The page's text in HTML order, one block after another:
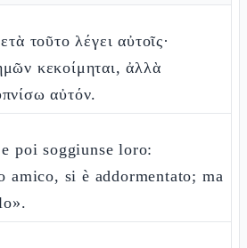
τοῦτο λέγει αὐτοῖς·
κεκοίμηται, ἀλλὰ
αὐτόν.
poi soggiunse loro:
amico, si è addormentato; ma